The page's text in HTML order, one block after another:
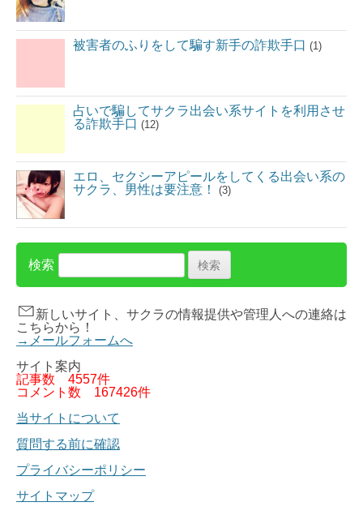
被害者のふりをして騙す新手の詐欺手口 (1)
占いで騙してサクラ出会い系サイトを利用させ
る詐欺手口 (12)
エロ、セクシーアピールをしてくる出会い系の
サクラ、男性は要注意！
(3)
検索
新しいサイト、サクラの情報提供や管理人への連絡は
こちらから！
→メールフォームへ
サイト案内
記事数 4557件
コメント数 167426件
当サイトについて
質問する前に確認
プライバシーポリシー
サイトマップ